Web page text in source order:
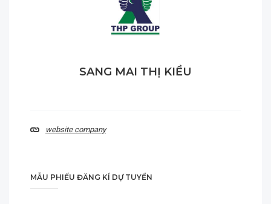
SANG MAI THỊ KIỀU
website company
MẪU PHIẾU ĐĂNG KÍ DỰ TUYỂN